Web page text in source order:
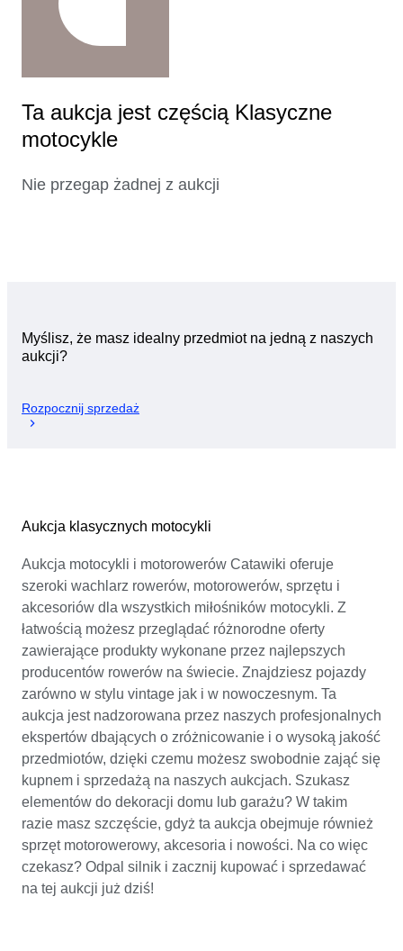
Ta aukcja jest częścią Klasyczne
motocykle
Nie przegap żadnej z aukcji
Myślisz, że masz idealny przedmiot na jedną z naszych
aukcji?
Rozpocznij sprzedaż
Aukcja klasycznych motocykli
Aukcja motocykli i motorowerów Catawiki oferuje
szeroki wachlarz rowerów, motorowerów, sprzętu i
akcesoriów dla wszystkich miłośników motocykli. Z
łatwością możesz przeglądać różnorodne oferty
zawierające produkty wykonane przez najlepszych
producentów rowerów na świecie. Znajdziesz pojazdy
zarówno w stylu vintage jak i w nowoczesnym. Ta
aukcja jest nadzorowana przez naszych profesjonalnych
ekspertów dbających o zróżnicowanie i o wysoką jakość
przedmiotów, dzięki czemu możesz swobodnie zająć się
kupnem i sprzedażą na naszych aukcjach. Szukasz
elementów do dekoracji domu lub garażu? W takim
razie masz szczęście, gdyż ta aukcja obejmuje również
sprzęt motorowerowy, akcesoria i nowości. Na co więc
czekasz? Odpal silnik i zacznij kupować i sprzedawać
na tej aukcji już dziś!